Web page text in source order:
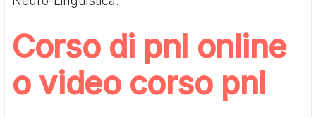
Corso di pnl online
o video corso pnl